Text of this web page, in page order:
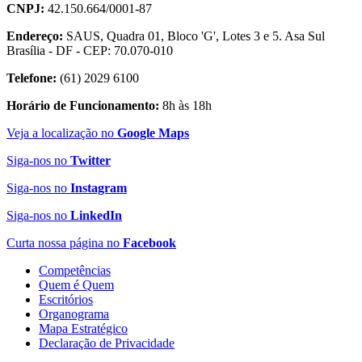
CNPJ: 42.150.664/0001-87
Endereço: SAUS, Quadra 01, Bloco 'G', Lotes 3 e 5. Asa Sul
Brasília - DF - CEP: 70.070-010
Telefone: (61) 2029 6100
Horário de Funcionamento: 8h às 18h
Veja a localização no Google Maps
Siga-nos no Twitter
Siga-nos no Instagram
Siga-nos no LinkedIn
Curta nossa página no Facebook
Competências
Quem é Quem
Escritórios
Organograma
Mapa Estratégico
Declaração de Privacidade